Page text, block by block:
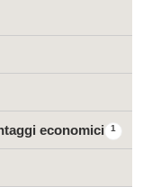
1
economici